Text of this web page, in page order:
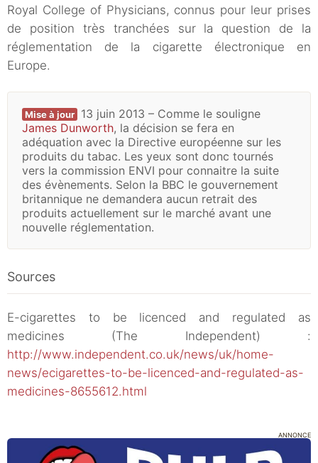
Royal College of Physicians, connus pour leur prises
de position très tranchées sur la question de la
réglementation de la cigarette électronique en
Europe.
Mise à jour
13 juin 2013 – Comme le souligne
James Dunworth, la décision se fera en
adéquation avec la Directive européenne sur les
produits du tabac. Les yeux sont donc tournés
vers la commission ENVI pour connaitre la suite
des évènements. Selon la BBC le gouvernement
britannique ne demandera aucun retrait des
produits actuellement sur le marché avant une
nouvelle réglementation.
Sources
E-cigarettes to be licenced and regulated as
medicines (The Independent) :
http://www.independent.co.uk/news/uk/home-
news/ecigarettes-to-be-licenced-and-regulated-as-
medicines-8655612.html
ANNONCE